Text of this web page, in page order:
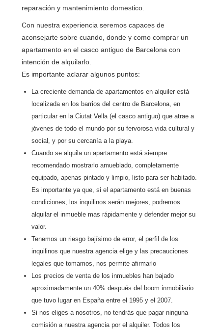
reparación y mantenimiento domestico.
Con nuestra experiencia seremos capaces de
aconsejarte sobre cuando, donde y como comprar un
apartamento en el casco antiguo de Barcelona con
intención de alquilarlo.
Es importante aclarar algunos puntos:
La creciente demanda de apartamentos en alquiler está
localizada en los barrios del centro de Barcelona, en
particular en la Ciutat Vella (el casco antiguo) que atrae a
jóvenes de todo el mundo por su fervorosa vida cultural y
social, y por su cercanía a la playa.
Cuando se alquila un apartamento está siempre
recomendado mostrarlo amueblado, completamente
equipado, apenas pintado y limpio, listo para ser habitado.
Es importante ya que, si el apartamento está en buenas
condiciones, los inquilinos serán mejores, podremos
alquilar el inmueble mas rápidamente y defender mejor su
valor.
Tenemos un riesgo bajísimo de error, el perfil de los
inquilinos que nuestra agencia elige y las precauciones
legales que tomamos, nos permite afirmarlo
Los precios de venta de los inmuebles han bajado
aproximadamente un 40% después del boom inmobiliario
que tuvo lugar en España entre el 1995 y el 2007.
Si nos eliges a nosotros, no tendrás que pagar ninguna
comisión a nuestra agencia por el alquiler. Todos los